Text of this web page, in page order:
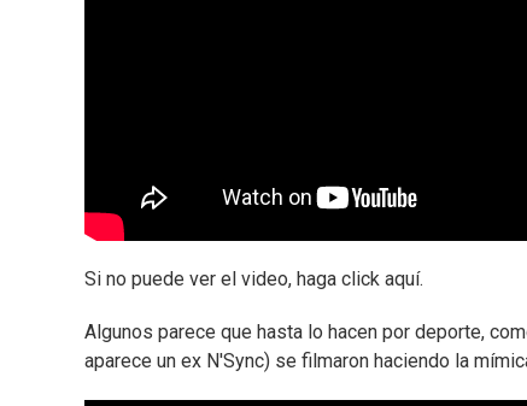
Si no puede ver el video, haga click aquí.
Algunos parece que hasta lo hacen por deporte,
aparece un ex N'Sync) se filmaron haciendo la